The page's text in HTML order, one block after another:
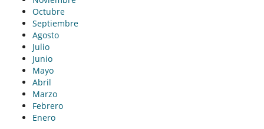
Octubre
Septiembre
Agosto
Julio
Junio
Mayo
Abril
Marzo
Febrero
Enero